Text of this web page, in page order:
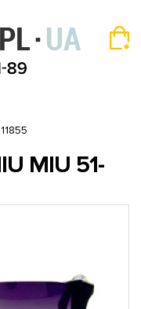
MIU 51-